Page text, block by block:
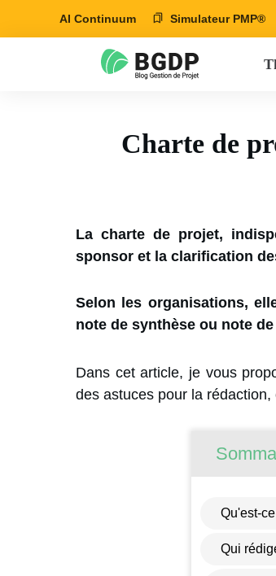
AI Continuum Simulateur PMP®
Charte de
La charte de projet,
sponsor et la clarification
Selon les organisations,
note de synthèse ou note
Dans cet article, je vous
des astuces pour la rédaction,
Qu'est-
Qui